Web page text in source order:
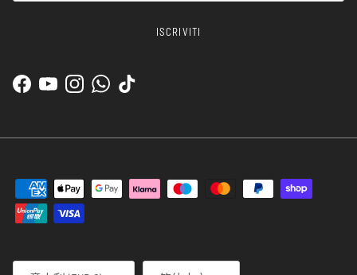
ISCRIVITI
FacebookYouTubeInstagramWhatsAppTikTok
Paese/Regione Lingua